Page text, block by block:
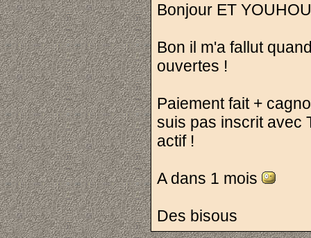
Bonjour ET
Bon il m'a fallut
ouvertes !
Paiement fait +
suis pas inscrit avec
actif !
A dans 1 mois
Des bisous